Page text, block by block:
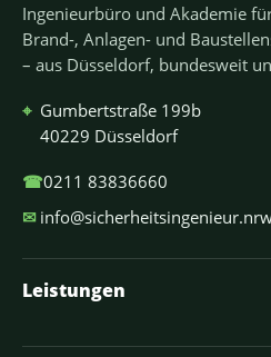
Ingenieurbüro und Akademie
Brand-, Anlagen- und
– aus Düsseldorf, bundesweit
⌖ Gumbertstraße 199b
40229 Düsseldorf
☎0211 83836660
✉
Leistungen